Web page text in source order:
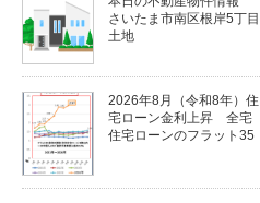
さいたま市南区根岸5丁目
土地
2026年8月（令和8年）住
宅ローン金利上昇 全宅
住宅ローンのフラット35